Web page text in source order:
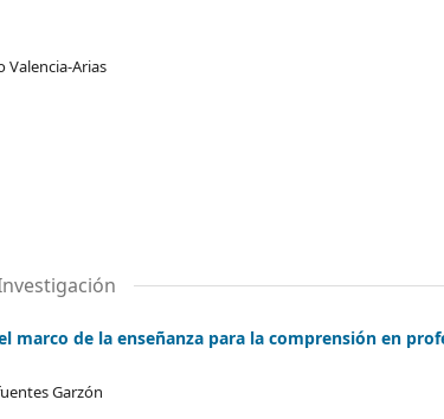
Valencia-Arias
marco de la enseñanza para la comprensión en
Garzón